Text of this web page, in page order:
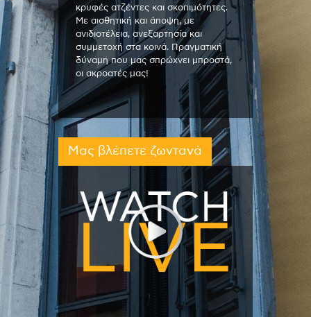
κρυφές ατζέντες και σκοπιμότητες.
Με αισθητική και άποψη, με
ανιδιοτέλεια, ανεξαρτησία και
συμμετοχή στα κοινά. Πραγματική
δύναμη που μας σπρώχνει μπροστά,
οι ακροατές μας!
Μας βλέπετε ζωντανά